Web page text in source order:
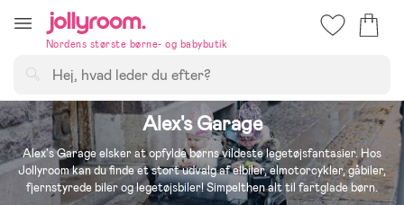
till
innehålletNordens største børne- og babybutik
Alex's Garage
Alex's Garage elsker at opfylde børns vildeste legetøjsfantasier. Hos
Jollyroom kan du finde et stort udvalg af elbiler, elmotorcykler, gåbiler,
fjernstyrede biler og legetøjsbiler! Simpelthen alt til fartglade børn.